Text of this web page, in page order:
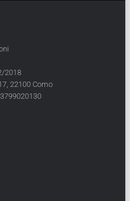
2018
22100 Como